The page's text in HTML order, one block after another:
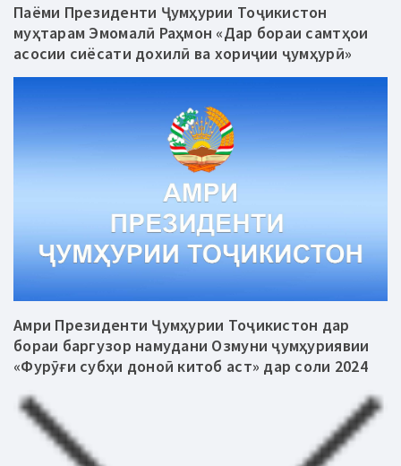
Паёми Президенти Ҷумҳурии Тоҷикистон
муҳтарам Эмомалӣ Раҳмон «Дар бораи самтҳои
асосии сиёсати дохилӣ ва хориҷии ҷумҳурӣ»
Амри Президенти Ҷумҳурии Тоҷикистон дар
бораи баргузор намудани Озмуни ҷумҳуриявии
«Фурӯғи субҳи доноӣ китоб аст» дар соли 2024